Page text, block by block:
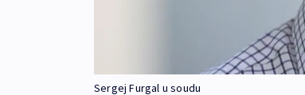
Sergej Furgal u soudu